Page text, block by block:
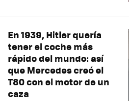
En 1939, Hitler quería
tener el coche más
rápido del mundo: así
que Mercedes creó el
T80 con el motor de un
caza